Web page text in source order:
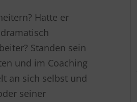
Hatte er
Standen sein
und im Coaching
an sich selbst und
seiner